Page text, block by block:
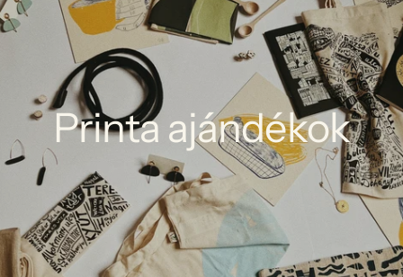
Printa ajándékok